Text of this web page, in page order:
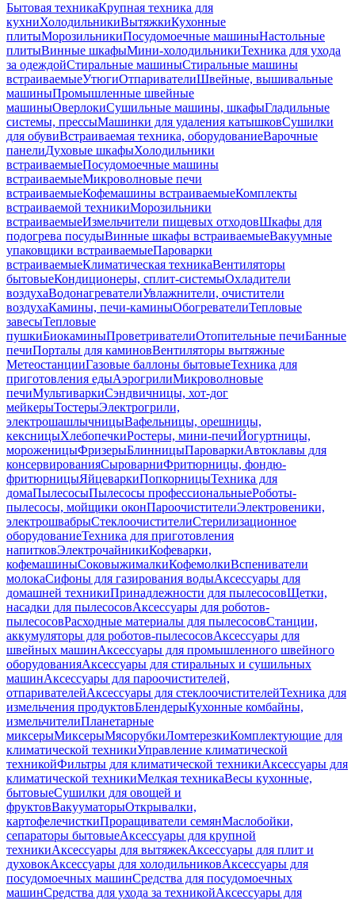
Бытовая техникаКрупная техника для
кухниХолодильникиВытяжкиКухонные
плитыМорозильникиПосудомоечные машиныНастольные
плитыВинные шкафыМини-холодильникиТехника для ухода
за одеждойСтиральные машиныСтиральные машины
встраиваемыеУтюгиОтпаривателиШвейные, вышивальные
машиныПромышленные швейные
машиныОверлокиСушильные машины, шкафыГладильные
системы, прессыМашинки для удаления катышковСушилки
для обувиВстраиваемая техника, оборудованиеВарочные
панелиДуховые шкафыХолодильники
встраиваемыеПосудомоечные машины
встраиваемыеМикроволновые печи
встраиваемыеКофемашины встраиваемыеКомплекты
встраиваемой техникиМорозильники
встраиваемыеИзмельчители пищевых отходовШкафы для
подогрева посудыВинные шкафы встраиваемыеВакуумные
упаковщики встраиваемыеПароварки
встраиваемыеКлиматическая техникаВентиляторы
бытовыеКондиционеры, сплит-системыОхладители
воздухаВодонагревателиУвлажнители, очистители
воздухаКамины, печи-каминыОбогревателиТепловые
завесыТепловые
пушкиБиокаминыПроветривателиОтопительные печиБанные
печиПорталы для каминовВентиляторы вытяжные
МетеостанцииГазовые баллоны бытовыеТехника для
приготовления едыАэрогрилиМикроволновые
печиМультиваркиСэндвичницы, хот-дог
мейкерыТостерыЭлектрогрили,
электрошашлычницыВафельницы, орешницы,
кексницыХлебопечкиРостеры, мини-печиЙогуртницы,
мороженицыФризерыБлинницыПароваркиАвтоклавы для
консервированияСыроварниФритюрницы, фондю-
фритюрницыЯйцеваркиПопкорницыТехника для
домаПылесосыПылесосы профессиональныеРоботы-
пылесосы, мойщики оконПароочистителиЭлектровеники,
электрошвабрыСтеклоочистителиСтерилизационное
оборудованиеТехника для приготовления
напитковЭлектрочайникиКофеварки,
кофемашиныСоковыжималкиКофемолкиВспениватели
молокаСифоны для газирования водыАксессуары для
домашней техникиПринадлежности для пылесосовЩетки,
насадки для пылесосовАксессуары для роботов-
пылесосовРасходные материалы для пылесосовСтанции,
аккумуляторы для роботов-пылесосовАксессуары для
швейных машинАксессуары для промышленного швейного
оборудованияАксессуары для стиральных и сушильных
машинАксессуары для пароочистителей,
отпаривателейАксессуары для стеклоочистителейТехника для
измельчения продуктовБлендерыКухонные комбайны,
измельчителиПланетарные
миксерыМиксерыМясорубкиЛомтерезкиКомплектующие для
климатической техникиУправление климатической
техникойФильтры для климатической техникиАксессуары для
климатической техникиМелкая техникаВесы кухонные,
бытовыеСушилки для овощей и
фруктовВакууматорыОткрывалки,
картофелечисткиПроращиватели семянМаслобойки,
сепараторы бытовыеАксессуары для крупной
техникиАксессуары для вытяжекАксессуары для плит и
духовокАксессуары для холодильниковАксессуары для
посудомоечных машинСредства для посудомоечных
машинСредства для ухода за техникойАксессуары для